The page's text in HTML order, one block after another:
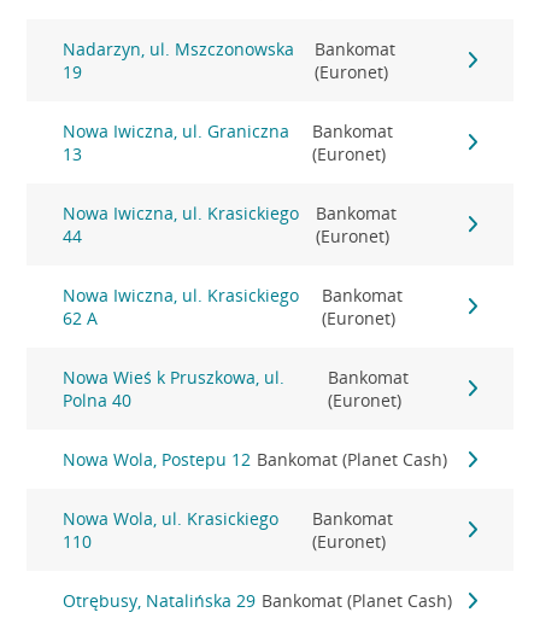
Nadarzyn, ul. Mszczonowska
19
Bankomat
(Euronet)
Nowa Iwiczna, ul. Graniczna
13
Bankomat
(Euronet)
Nowa Iwiczna, ul. Krasickiego
44
Bankomat
(Euronet)
Nowa Iwiczna, ul. Krasickiego
62 A
Bankomat
(Euronet)
Nowa Wieś k Pruszkowa, ul.
Polna 40
Bankomat
(Euronet)
Nowa Wola, Postepu 12 Bankomat (Planet Cash)
Nowa Wola, ul. Krasickiego
110
Bankomat
(Euronet)
Otrębusy, Natalińska 29 Bankomat (Planet Cash)